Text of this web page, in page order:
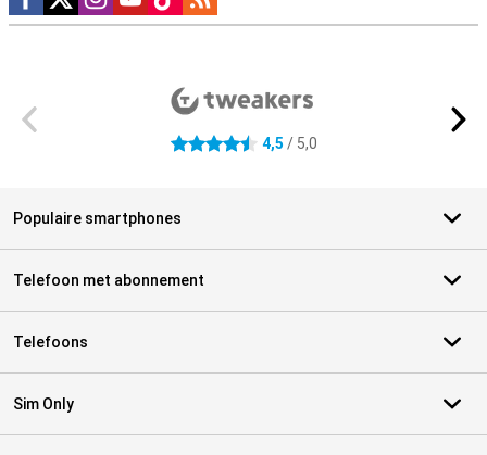
4.5 sterren 4,5 / 5,0
Populaire smartphones
Telefoon met abonnement
Telefoons
Sim Only